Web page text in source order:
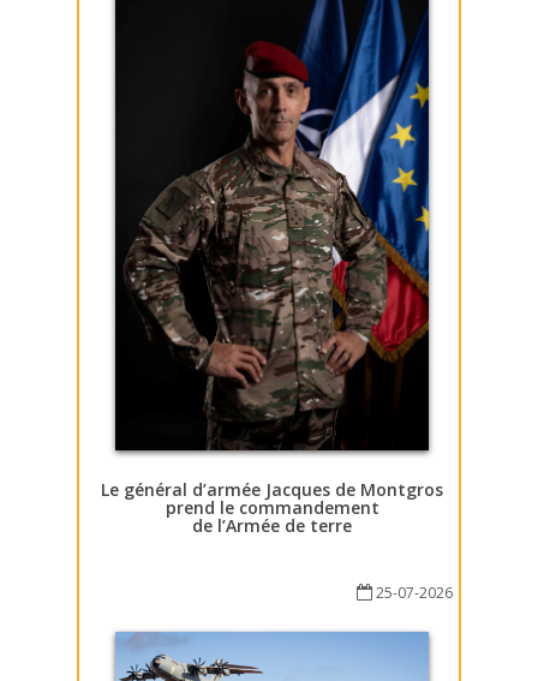
Le général d’armée Jacques de Montgros
prend le commandement
de l’Armée de terre
25-07-2026